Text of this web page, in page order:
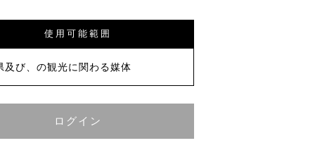
使用可能範囲
及び、の観光に関わる媒体
ログイン